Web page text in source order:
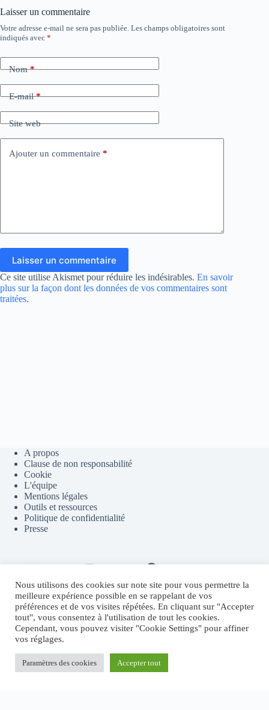
Laisser un commentaire
Votre adresse e-mail ne sera pas publiée. Les champs obligatoires sont
indiqués avec *
Nom*
E-mail*
Site web
Ajouter un commentaire *
Laisser un commentaire
Ce site utilise Akismet pour réduire les indésirables. En savoir
plus sur la façon dont les données de vos commentaires sont
traitées.
A propos
Clause de non responsabilité
Cookie
L'équipe
Mentions légales
Outils et ressources
Politique de confidentialité
Presse
Discord
Flux RSS
Sites partenaires
Fructify.io
Revenu Crypto Passif
Systeme.io
MichaelRevel.com
Nous utilisons des cookies sur note site pour vous permettre la
meilleure expérience possible en se rappelant de vos
préférences et de vos visites répétées. En cliquant sur "Accepter
tout", vous consentez à l'utilisation de tout les cookies.
Cependant, vous pouvez visiter "Cookie Settings" pour affiner
vos réglages.
Paramètres des cookies Accepter tout